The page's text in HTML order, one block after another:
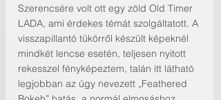
Szerencsére volt ott egy zöld Old Timer
LADA, ami érdekes témát szolgáltatott. A
visszapillantó tükörről készült képeknél
mindkét lencse esetén, teljesen nyitott
rekesszel fényképeztem, talán itt látható
legjobban az úgy nevezett „Feathered